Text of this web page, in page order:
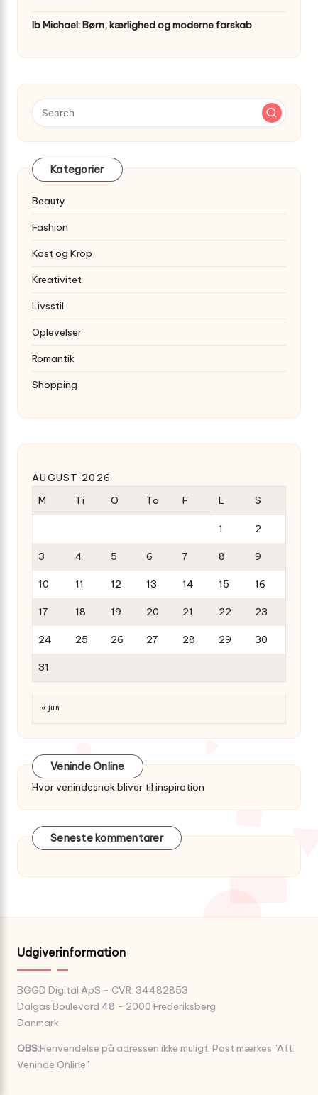
Ib Michael: Børn, kærlighed og moderne farskab
Kategorier
Beauty
Fashion
Kost og Krop
Kreativitet
Livsstil
Oplevelser
Romantik
Shopping
AUGUST 2026
M
Ti O To F L S
1 2
3 4 5 6 7 8 9
10 11 12 13 14 15 16
17 18 19 20 21 22 23
24 25 26 27 28 29 30
31
« jun
Veninde Online
Hvor venindesnak bliver til inspiration
Seneste kommentarer
Udgiverinformation
BGGD Digital ApS - CVR: 34482853
Dalgas Boulevard 48 - 2000 Frederiksberg
Danmark
OBS:Henvendelse på adressen ikke muligt. Post mærkes "Att:
Veninde Online"